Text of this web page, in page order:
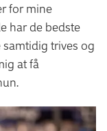
for mine
har de bedste
trives og
at få